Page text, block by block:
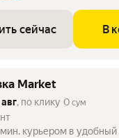
сейчас В
Market
авг, по клику 0 сум
курьером в